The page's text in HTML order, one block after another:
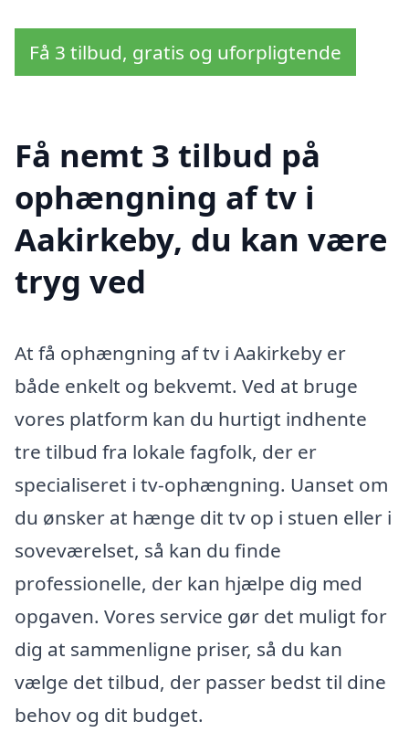
Få 3 tilbud, gratis og uforpligtende
Få nemt 3 tilbud på
ophængning af tv i
Aakirkeby, du kan være
tryg ved
At få ophængning af tv i Aakirkeby er
både enkelt og bekvemt. Ved at bruge
vores platform kan du hurtigt indhente
tre tilbud fra lokale fagfolk, der er
specialiseret i tv-ophængning. Uanset om
du ønsker at hænge dit tv op i stuen eller i
soveværelset, så kan du finde
professionelle, der kan hjælpe dig med
opgaven. Vores service gør det muligt for
dig at sammenligne priser, så du kan
vælge det tilbud, der passer bedst til dine
behov og dit budget.